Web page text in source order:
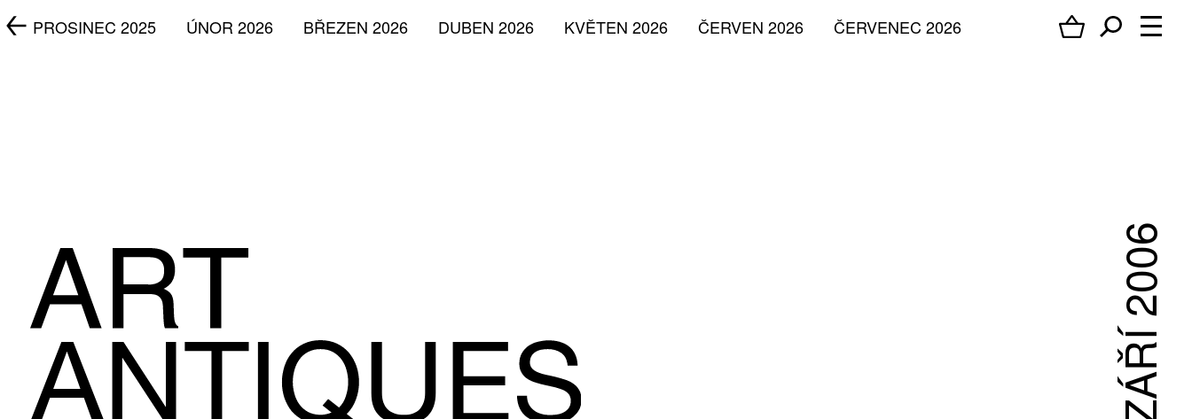
ČERVENEC 2026
ČERVEN 2026
KVĚTEN 2026
DUBEN 2026
BŘEZEN 2026
ÚNOR 2026
PROSINEC 2025
ZÁŘÍ 2006